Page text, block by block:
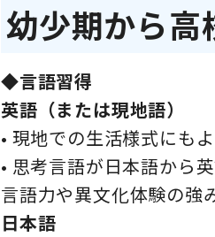
幼少期から高
◆言語習得
英語（または現地語）
• 現地での生活様式にも
• 思考言語が日本語から
言語力や異文化体験の強
日本語